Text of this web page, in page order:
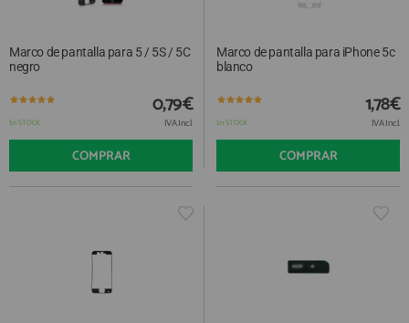
Marco de pantalla para 5 / 5S / 5C
negro
En STOCK
0,79€
IVA Incl.
COMPRAR
Marco de pantalla para iPhone 5c
blanco
En STOCK
1,78€
IVA Incl.
COMPRAR